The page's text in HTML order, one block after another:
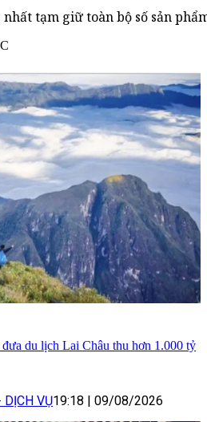
tạm giữ toàn bộ số sản
đưa du lịch Lai Châu thu hơn 1.000 tỷ
VỤ19:18 09/08/2026